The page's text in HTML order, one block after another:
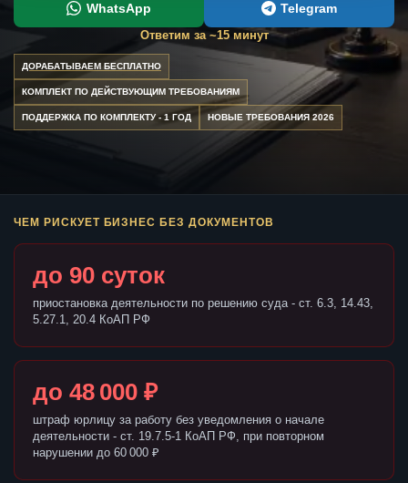
WhatsApp Telegram
Ответим за ~15 минут
ДОРАБАТЫВАЕМ БЕСПЛАТНО
КОМПЛЕКТ ПО ДЕЙСТВУЮЩИМ ТРЕБОВАНИЯМ
ПОДДЕРЖКА ПО КОМПЛЕКТУ - 1 ГОД НОВЫЕ ТРЕБОВАНИЯ 2026
ЧЕМ РИСКУЕТ БИЗНЕС БЕЗ ДОКУМЕНТОВ
до 90 суток
приостановка деятельности по решению суда - ст. 6.3, 14.43,
5.27.1, 20.4 КоАП РФ
до 48 000 ₽
штраф юрлицу за работу без уведомления о начале
деятельности - ст. 19.7.5-1 КоАП РФ, при повторном
нарушении до 60 000 ₽